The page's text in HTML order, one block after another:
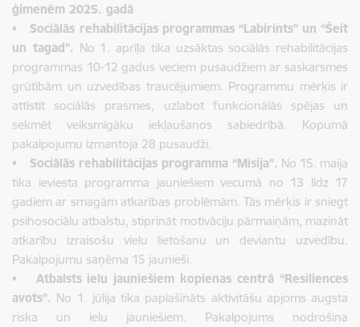
ģimenēm 2025. gadā
• Sociālās rehabilitācijas programmas “Labirints” un “Šeit
un tagad”. No 1. aprīļa tika uzsāktas sociālās rehabilitācijas
programmas 10-12 gadus veciem pusaudžiem ar saskarsmes
grūtībām un uzvedības traucējumiem. Programmu mērķis ir
attīstīt sociālās prasmes, uzlabot funkcionālās spējas un
sekmēt veiksmīgāku iekļaušanos sabiedrībā. Kopumā
pakalpojumu izmantoja 28 pusaudži.
• Sociālās rehabilitācijas programma “Misija”. No 15. maija
tika ieviesta programma jauniešiem vecumā no 13 līdz 17
gadiem ar smagām atkarības problēmām. Tās mērķis ir sniegt
psihosociālu atbalstu, stiprināt motivāciju pārmaiņām, mazināt
atkarību izraisošu vielu lietošanu un deviantu uzvedību.
Pakalpojumu saņēma 15 jaunieši.
• Atbalsts ielu jauniešiem kopienas centrā “Resiliences
avots”. No 1. jūlija tika paplašināts aktivitāšu apjoms augsta
riska un ielu jauniešiem. Pakalpojums nodrošina